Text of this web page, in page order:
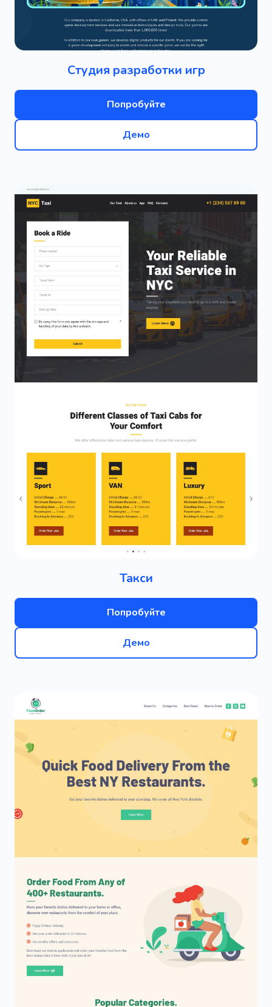
Студия разработки игр
Попробуйте
Демо
Такси
Попробуйте
Демо